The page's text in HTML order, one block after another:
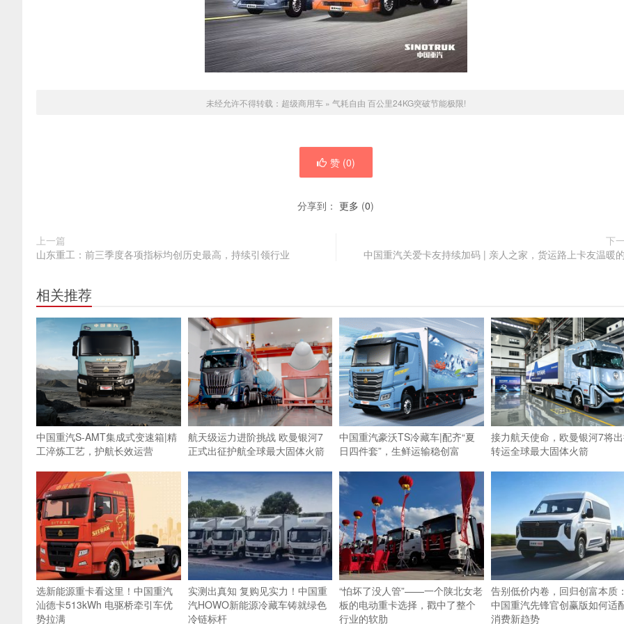
未经允许不得转载： 超级商用车» 气耗自由 百公里24KG突破节能极限!
赞 (0)
分享到： 更多 (0)
上一篇
山东重工：前三季度各项指标均创历史最高，持续引领行业
下
中国重汽关爱卡友持续加码 | 亲人之家，货运路上卡友温暖
相关推荐
中国重汽S-AMT集成式变速箱|精
工淬炼工艺，护航长效运营
航天级运力进阶挑战 欧曼银河7
正式出征护航全球最大固体火箭
中国重汽豪沃TS冷藏车|配齐“夏
日四件套”，生鲜运输稳创富
接力航天使命，欧曼银河7将
转运全球最大固体火箭
选新能源重卡看这里！中国重汽
汕德卡513kWh 电驱桥牵引车优
势拉满
实测出真知 复购见实力！中国重
汽HOWO新能源冷藏车铸就绿色
冷链标杆
“怕坏了没人管”——一个陕北女老
板的电动重卡选择，戳中了整个
行业的软肋
告别低价内卷，回归创富本质：
中国重汽先锋官创赢版如何适
消费新趋势